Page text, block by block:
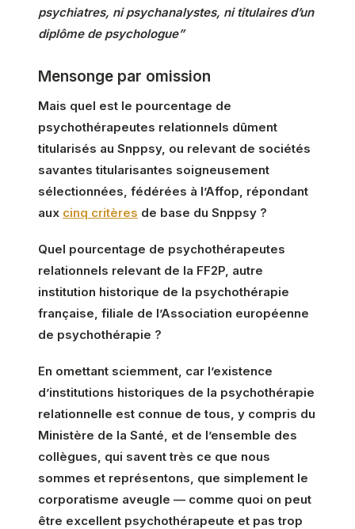
psychiatres, ni psychanalystes, ni titulaires d’un
diplôme de psychologue”
Mensonge par omission
Mais quel est le pourcentage de
psychothérapeutes relationnels dûment
titularisés au Snppsy, ou relevant de sociétés
savantes titularisantes soigneusement
sélectionnées, fédérées à l’Affop, répondant
aux cinq critères de base du Snppsy ?
Quel pourcentage de psychothérapeutes
relationnels relevant de la FF2P, autre
institution historique de la psychothérapie
française, filiale de l’Association européenne
de psychothérapie ?
En omettant sciemment, car l’existence
d’institutions historiques de la psychothérapie
relationnelle est connue de tous, y compris du
Ministère de la Santé, et de l’ensemble des
collègues, qui savent très ce que nous
sommes et représentons, que simplement le
corporatisme aveugle — comme quoi on peut
être excellent psychothérapeute et pas trop